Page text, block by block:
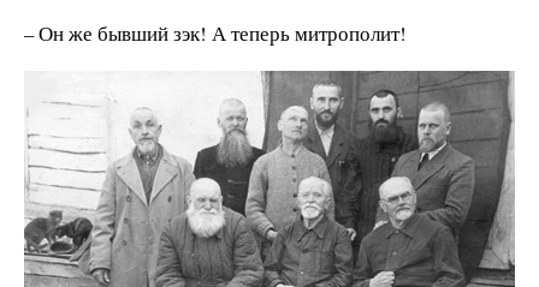
– Он же бывший зэк! А теперь митрополит!